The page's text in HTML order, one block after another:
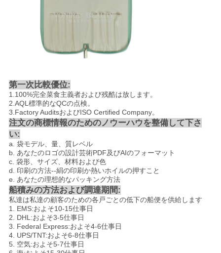
第一次比較優位:
1.100%完全菜食主義者および残酷は放します。
2.AQL標準的なQCの点検。
3.Factory AuditsおよびISO Certified Company。
注文の商標情報のためのノウーハウを整備して下さ
い:
a. 袋モデル、量、質レベル
b. あなたのロゴの設計芸術PDF及びAIのフォーマット
c. 袋形、サイズ、材料および色
d. 印刷の方法--絹の印刷か熱いホイルの押すこと
e. あなたの理想的なパッキング方法
船積みの方法および調達期間:
私達は私達の顧客のための各戸ごとの低下の船便を供給します
1. EMS:およそ10-15仕事日
2. DHL:およそ3-5仕事日
3. Federal Express:およそ4-6仕事日
4. UPS/TNT:およそ6-8仕事日
5. 空気:およそ5-7仕事日